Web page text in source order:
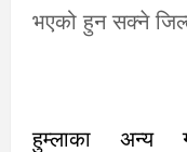
भएको हुन सक्ने
हुम्लाका अन्य